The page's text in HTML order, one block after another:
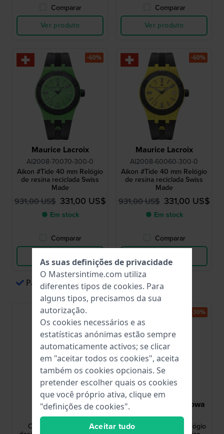
Comparar
Ver produto
Comparar
Ver produto
Maurice Lacroix
AI2008-70070-300-0
Aikon #Tide 40 mm Relógio
de resina reciclada Swiss
Made
931,00 US$ 331,00 US$
● Em stock
Comparar
-60%
Maurice Lacroix
AI2008-60060-300-0
Aikon #Tide 40 mm Relógio
de resina reciclada Swiss
Made
931,00 US$ 331,00 US$
● Em stock
Comparar
-60%
Pagamentos fáceis através de Apple Pay
Danish Design
IQ12Q171
Oder 34 mm Relógio
Swiss Military Hanowa
SMWGN0006402
Breakwater 43 mm Relógio
-30%
As suas definições de privacidade
O Mastersintime.com utiliza
diferentes tipos de cookies. Para
alguns tipos, precisamos da sua
autorização.
Os cookies necessários e as
estatísticas anónimas estão sempre
automaticamente activos; se clicar
em "aceitar todos os cookies", aceita
também os cookies opcionais. Se
pretender escolher quais os cookies
que você próprio ativa, clique em
"definições de cookies".
Aceitar tudo